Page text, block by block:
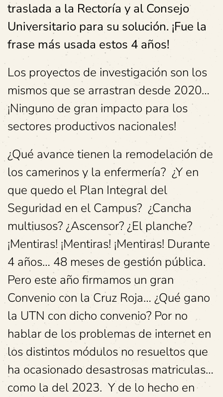
traslada a la Rectoría y al Consejo
Universitario para su solución. ¡Fue la
frase más usada estos 4 años!
Los proyectos de investigación son los
mismos que se arrastran desde 2020…
¡Ninguno de gran impacto para los
sectores productivos nacionales!
¿Qué avance tienen la remodelación de
los camerinos y la enfermería? ¿Y en
que quedo el Plan Integral del
Seguridad en el Campus? ¿Cancha
multiusos? ¿Ascensor? ¿El planche?
¡Mentiras! ¡Mentiras! ¡Mentiras! Durante
4 años… 48 meses de gestión pública.
Pero este año firmamos un gran
Convenio con la Cruz Roja… ¿Qué gano
la UTN con dicho convenio? Por no
hablar de los problemas de internet en
los distintos módulos no resueltos que
ha ocasionado desastrosas matriculas…
como la del 2023. Y de lo hecho en